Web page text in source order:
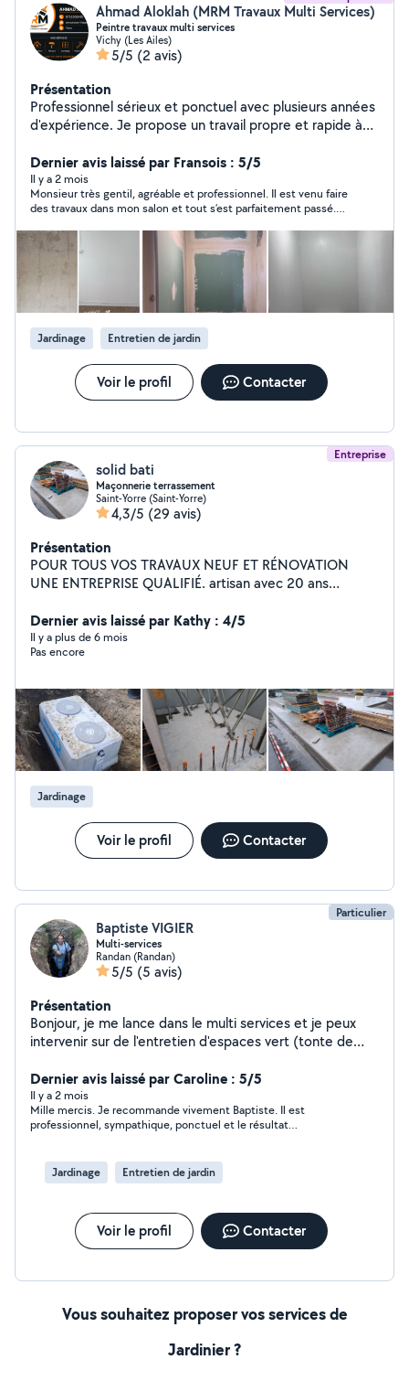
Ahmad Aloklah (MRM Travaux Multi Services)
Peintre travaux multi services
Vichy (Les Ailes)
5/5 (2 avis)
Présentation
Professionnel sérieux et ponctuel avec plusieurs années
d'expérience. Je propose un travail propre et rapide à
respect des délais garantis.
Dernier avis laissé par Fransois : 5/5
Il y a 2 mois
Monsieur très gentil, agréable et professionnel. Il est venu faire
des travaux dans mon salon et tout s’est parfaitement passé.
content du résultat. Je recommande sans hésiter, merci
encore !
Jardinage Entretien de jardin
Voir le profil Contacter
Entreprise
solid bati
Maçonnerie terrassement
Saint-Yorre (Saint-Yorre)
4,3/5 (29 avis)
Présentation
POUR TOUS VOS TRAVAUX NEUF ET RÉNOVATION
UNE ENTREPRISE QUALIFIÉ. artisan avec 20 ans
générale.terrasse,mur de clôture,dalle ,chappe, piscine.
Terrassement, assainissement, agencement extérieur
,ect. travail soigné. INTERVENTION RAPIDE
Dernier avis laissé par Kathy : 4/5
Il y a plus de 6 mois
Pas encore
Jardinage
Voir le profil Contacter
Particulier
Baptiste VIGIER
Multi-services
Randan (Randan)
5/5 (5 avis)
Présentation
Bonjour, je me lance dans le multi services et je peux
intervenir sur de l'entretien d'espaces vert (tonte de
travaux, déménagement, démolition et nettoyage de
déchets.
Dernier avis laissé par Caroline : 5/5
Il y a 2 mois
Mille mercis. Je recommande vivement Baptiste. Il est
professionnel, sympathique, ponctuel et le résultat
Jardinage Entretien de jardin
Voir le profil Contacter
Vous souhaitez proposer vos services de
Jardinier ?